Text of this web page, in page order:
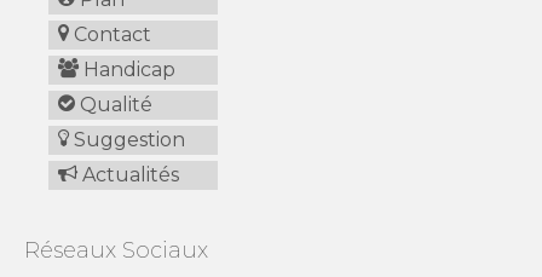
Contact
Handicap
Qualité
Suggestion
Actualités
Réseaux Sociaux